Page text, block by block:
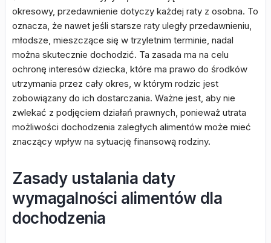
okresowy, przedawnienie dotyczy każdej raty z osobna. To
oznacza, że nawet jeśli starsze raty uległy przedawnieniu,
młodsze, mieszczące się w trzyletnim terminie, nadal
można skutecznie dochodzić. Ta zasada ma na celu
ochronę interesów dziecka, które ma prawo do środków
utrzymania przez cały okres, w którym rodzic jest
zobowiązany do ich dostarczania. Ważne jest, aby nie
zwlekać z podjęciem działań prawnych, ponieważ utrata
możliwości dochodzenia zaległych alimentów może mieć
znaczący wpływ na sytuację finansową rodziny.
Zasady ustalania daty
wymagalności alimentów dla
dochodzenia